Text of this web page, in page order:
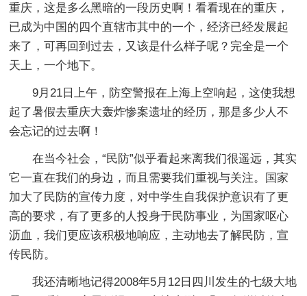
重庆，这是多么黑暗的一段历史啊！看看现在的重庆，
已成为中国的四个直辖市其中的一个，经济已经发展起
来了，可再回到过去，又该是什么样子呢？完全是一个
天上，一个地下。
9月21日上午，防空警报在上海上空响起，这使我想
起了暑假去重庆大轰炸惨案遗址的经历，那是多少人不
会忘记的过去啊！
在当今社会，“民防”似乎看起来离我们很遥远，其实
它一直在我们的身边，而且需要我们重视与关注。国家
加大了民防的宣传力度，对中学生自我保护意识有了更
高的要求，有了更多的人投身于民防事业，为国家呕心
沥血，我们更应该积极地响应，主动地去了解民防，宣
传民防。
我还清晰地记得2008年5月12日四川发生的七级大地